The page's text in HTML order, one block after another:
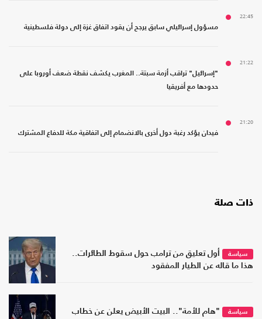
22:45
مسؤول إسرائيلي سابق يرجح أن يقود اتفاق غزة إلى دولة فلسطينية
21:22
"إسرائيل" تراقب أزمة سبتة.. المغرب يكشف نقطة ضعف أوروبا على
حدودها مع أفريقيا
21:20
فيدان يؤكد رغبة دول أخرى بالانضمام إلى اتفاقية مكة للدفاع المشترك
ذات صلة
سياسة
أول تعليق من ترامب حول سقوط الطائرات..
هذا ما قاله عن الطيار المفقود
سياسة
"هام للأمة".. البيت الأبيض يعلن عن خطاب